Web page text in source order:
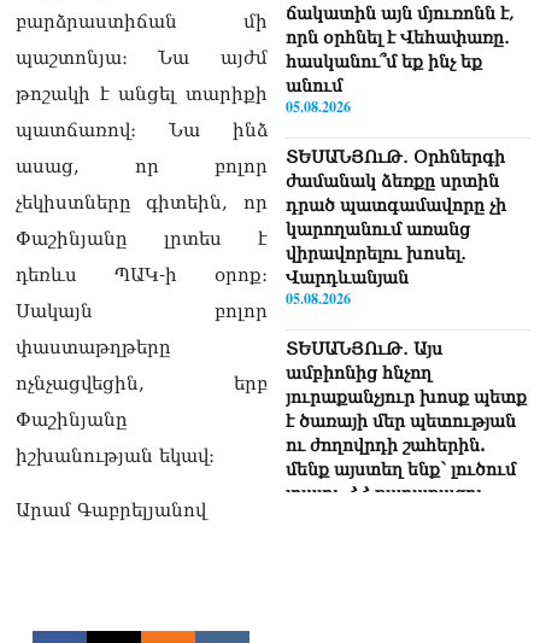
բարձրաստիճան մի
պաշտոնյա։ Նա այժմ
թոշակի է անցել տարիքի
պատճառով։ Նա ինձ
ասաց, որ բոլոր
չեկիստները գիտեին, որ
Փաշինյանը լրտես է
դեռևս ՊԱԿ-ի օրոք։
Սակայն բոլոր
փաստաթղթերը
ոչնչացվեցին, երբ
Փաշինյանը
իշխանության եկավ։
Արամ Գաբրելյանով
ճակատին այն մյուռոնն է,
որն օրհնել է Վեհափառը․
հասկանու՞մ եք ինչ եք
անում
05.08.2026
ՏԵՍԱՆՅՈւԹ․ Օրհներգի
ժամանակ ձեռքը սրտին
դրած պատգամավորը չի
կարողանում առանց
վիրավորելու խոսել․
Վարդևանյան
05.08.2026
ՏԵՍԱՆՅՈւԹ․ Այս
ամբիոնից հնչող
յուրաքանչյուր խոսք պետք
է ծառայի մեր պետության
ու ժողովրդի շահերին.
մենք այստեղ ենք՝ լուծում
տալու ՀՀ քաղաքացու